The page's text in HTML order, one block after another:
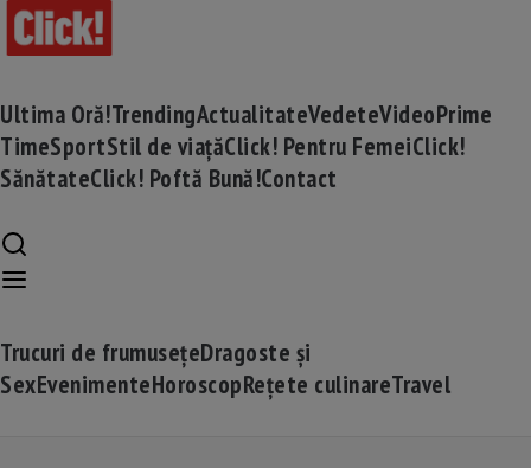
Ultima Oră!TrendingActualitateVedeteVideoPrime
TimeSportStil de viațăClick! Pentru FemeiClick!
SănătateClick! Poftă Bună!Contact
Trucuri de frumusețeDragoste și
SexEvenimenteHoroscopRețete culinareTravel